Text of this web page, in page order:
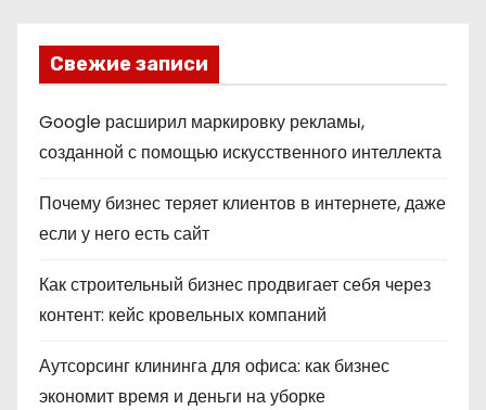
Свежие записи
Google расширил маркировку рекламы,
созданной с помощью искусственного интеллекта
Почему бизнес теряет клиентов в интернете, даже
если у него есть сайт
Как строительный бизнес продвигает себя через
контент: кейс кровельных компаний
Аутсорсинг клининга для офиса: как бизнес
экономит время и деньги на уборке